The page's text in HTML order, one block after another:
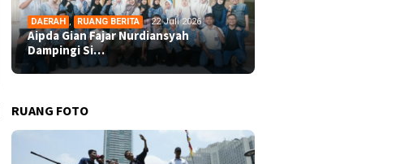
DAERAH , RUANG BERITA 22 Juli 2026
Aipda Gian Fajar Nurdiansyah
Dampingi Si…
RUANG FOTO